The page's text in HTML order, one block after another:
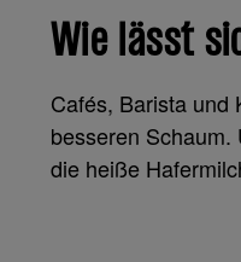
Wie lässt
Cafés, Barista und
besseren
die heiße